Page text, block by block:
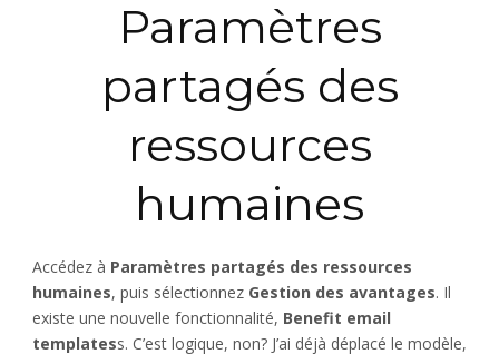
Paramètres
partagés des
ressources
humaines
Accédez à Paramètres partagés des ressources
humaines, puis sélectionnez Gestion des avantages. Il
existe une nouvelle fonctionnalité, Benefit email
templatess. C’est logique, non? J’ai déjà déplacé le modèle,